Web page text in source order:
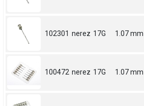
102301 nerez 17G 1.07 mm
100472 nerez 17G 1.07 mm